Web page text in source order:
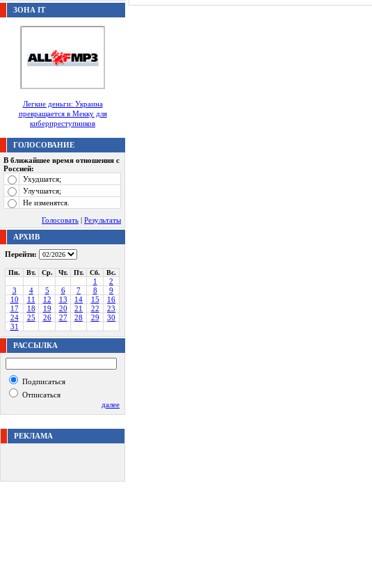
ЗОНА IT
Легкие деньги: Украина
превращается в Мекку для
киберпреступников
ГОЛОСОВАНИЕ
В ближайшее время отношения с
Россией:
Ухудшатся;
Улучшатся;
Не изменятся.
Голосовать | Результаты
АРХИВ
Перейти:
Пн. Вт. Ср. Чт. Пт. Сб. Вс.
1
2
3
4 5 6 7 8
9
10
11 12 13 14 15
16
17
18 19 20 21 22
23
24
25 26 27 28 29
30
31
РАССЫЛКА
Подписаться
Отписаться
далее
РЕКЛАМА